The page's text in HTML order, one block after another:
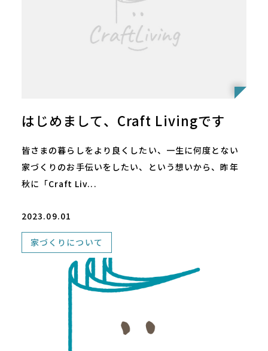
はじめまして、Craft Livingです
皆さまの暮らしをより良くしたい、一生に何度とない
家づくりのお手伝いをしたい、という想いから、昨年
秋に「Craft Liv...
2023.09.01
家づくりについて